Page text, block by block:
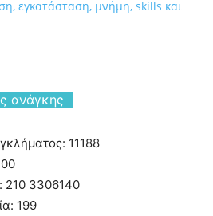
εγκατάσταση, μνήμη, skills και
ανάγκης
11188
210 3306140
199